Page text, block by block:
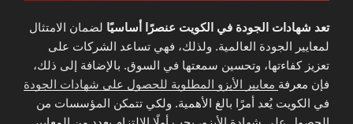
تعد شهادات الجودة في الكويت عنصرًا أساسيًا لضمان الامتثال
لمعايير الجودة العالمية. ولذلك، فهي تساعد الشركات على
تعزيز كفاءتها، وتحسين سمعتها في السوق. بالإضافة إلى ذلك،
فإن معرفة معايير الأيزو المطلوبة للحصول على شهادات الجودة
في الكويت يُعد أمرًا بالغ الأهمية. ولكي تتمكن المؤسسات من